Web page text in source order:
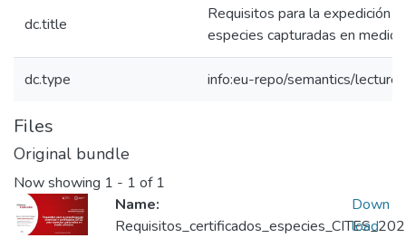
dc.title
Requisitos para la expedición
especies capturadas en
dc.type info:eu-repo/semantics/lecture
Files
Original bundle
Now showing 1 - 1 of 1
Name:
Down
load